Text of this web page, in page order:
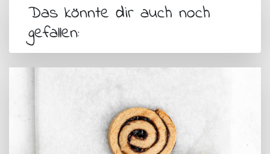
Das könnte dir auch noch
gefallen: